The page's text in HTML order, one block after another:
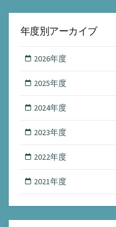
年度別アーカイブ
2026年度
2025年度
2024年度
2023年度
2022年度
2021年度